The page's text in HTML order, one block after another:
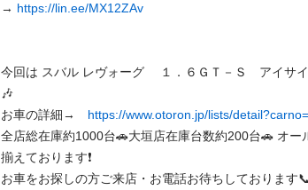
→ https://lin.ee/MX12ZAv
今回は スバル レヴォーグ 　１．６ＧＴ－Ｓ　アイサ
🎶
お車の詳細→ https://www.otoron.jp/lists/
全店総在庫約1000台🚗大垣店在庫台数約200台🚗 オー
揃えております❗️
お車をお探しの方ご来店・お電話お待ちしております